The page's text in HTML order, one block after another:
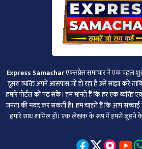
Express Samacharएक्सप्रेस समाचार ने एक पहल
दूसरा व्‍यक्ति अपने आसपास जो हो रहा है उसे साझा करे
हमारे पोर्टल को पढ़ सकें। हम मानते हैं कि हर एक व्यक्ति
जनता की मदद कर सकती है। हम चाहते हैं कि आप
हमारे साथ शामिल हों। एक लेखक के रूप में हमसे जुड़ने